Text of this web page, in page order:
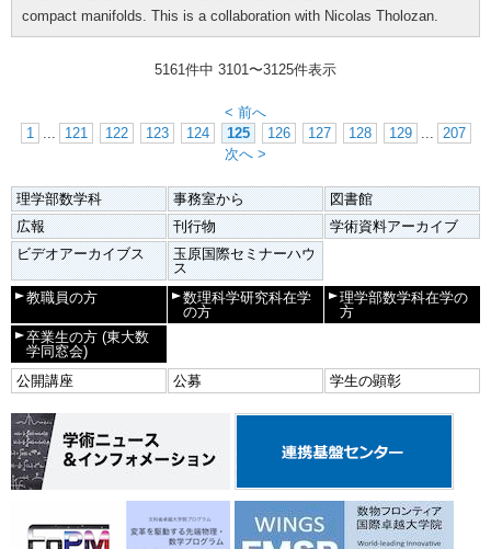
compact manifolds. This is a collaboration with Nicolas Tholozan.
5161件中 3101〜3125件表示
< 前へ
1
... 121 122 123 124 125 126 127 128 129 ... 207
次へ >
理学部数学科 事務室から
図書館
広報
刊行物
学術資料アーカイブ
ビデオアーカイブス
玉原国際セミナーハウ
ス
教職員の方
数理科学研究科在学
の方
理学部数学科在学の
方
卒業生の方 (東大数
学同窓会)
公開講座
公募 学生の顕彰